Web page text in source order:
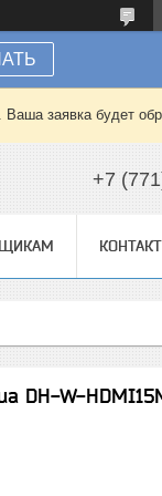
заявка будет
+7
DH-W-